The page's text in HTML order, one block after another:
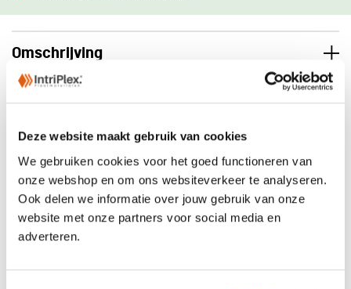
Deze website maakt gebruik van cookies
We gebruiken cookies voor het goed functioneren van
onze webshop en om ons websiteverkeer te analyseren.
Ook delen we informatie over jouw gebruik van onze
website met onze partners voor social media en
adverteren.
Omschrijving
Levering